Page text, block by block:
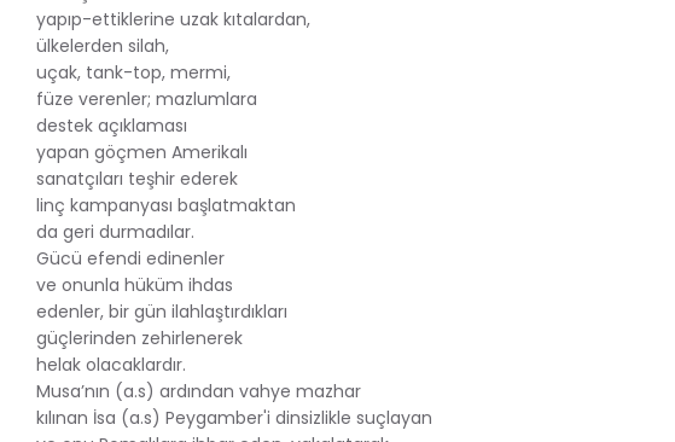
yapıp-ettiklerine uzak kıtalardan,
ülkelerden silah,
uçak, tank-top, mermi,
füze verenler; mazlumlara
destek açıklaması
yapan göçmen Amerikalı
sanatçıları teşhir ederek
linç kampanyası başlatmaktan
da geri durmadılar.
Gücü efendi edinenler
ve onunla hüküm ihdas
edenler, bir gün ilahlaştırdıkları
güçlerinden zehirlenerek
helak olacaklardır.
Musa’nın (a.s) ardından vahye mazhar
kılınan İsa (a.s) Peygamber'i dinsizlikle suçlayan